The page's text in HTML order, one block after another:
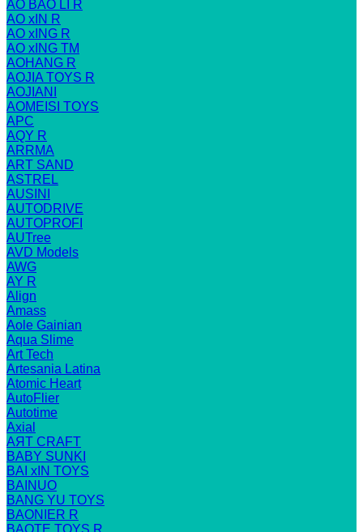
AO BAO LI R
AO xIN R
AO xING R
AO xING TM
AOHANG R
AOJIA TOYS R
AOJIANI
AOMEISI TOYS
APC
AQY R
ARRMA
ART SAND
ASTREL
AUSINI
AUTODRIVE
AUTOPROFI
AUTree
AVD Models
AWG
AY R
Align
Amass
Aole Gainian
Aqua Slime
Art Tech
Artesania Latina
Atomic Heart
AutoFlier
Autotime
Axial
AЯT CRAFT
BABY SUNKI
BAI xIN TOYS
BAINUO
BANG YU TOYS
BAONIER R
BAOTE TOYS R